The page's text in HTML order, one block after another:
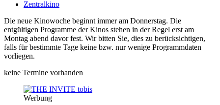
Zentralkino
Die neue Kinowoche beginnt immer am Donnerstag. Die
entgültigen Programme der Kinos stehen in der Regel erst am
Montag abend davor fest. Wir bitten Sie, dies zu berücksichtigen,
falls für bestimmte Tage keine bzw. nur wenige Programmdaten
vorliegen.
keine Termine vorhanden
Werbung